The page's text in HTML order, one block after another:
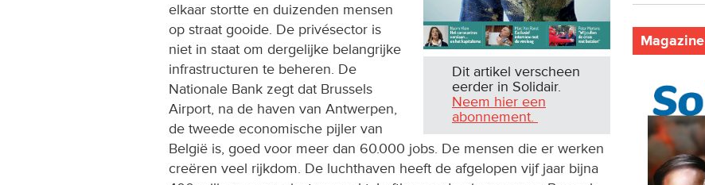
Dit artikel verscheen
eerder in Solidair.
Neem hier een
abonnement.
elkaar stortte en duizenden mensen
op straat gooide. De privésector is
niet in staat om dergelijke belangrijke
infrastructuren te beheren. De
Nationale Bank zegt dat Brussels
Airport, na de haven van Antwerpen,
de tweede economische pijler van
België is, goed voor meer dan 60.000 jobs. De mensen die er werken
creëren veel rijkdom. De luchthaven heeft de afgelopen vijf jaar bijna
Magazine